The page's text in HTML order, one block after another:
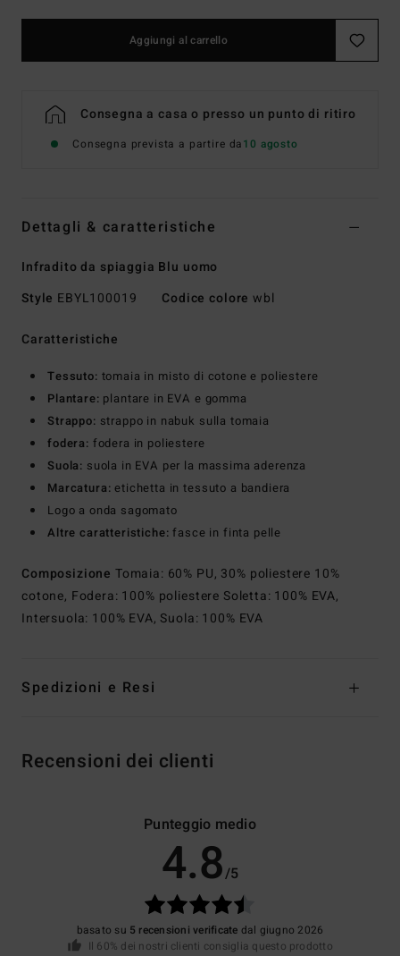
Aggiungi al carrello
Consegna a casa o presso un punto di ritiro
Consegna prevista a partire da10 agosto
Dettagli & caratteristiche
Infradito da spiaggia Blu uomo
Style EBYL100019 Codice colore wbl
Caratteristiche
Tessuto: tomaia in misto di cotone e poliestere
Plantare: plantare in EVA e gomma
Strappo: strappo in nabuk sulla tomaia
fodera: fodera in poliestere
Suola: suola in EVA per la massima aderenza
Marcatura: etichetta in tessuto a bandiera
Logo a onda sagomato
Altre caratteristiche: fasce in finta pelle
Composizione Tomaia: 60% PU, 30% poliestere 10%
cotone, Fodera: 100% poliestere Soletta: 100% EVA,
Intersuola: 100% EVA, Suola: 100% EVA
Spedizioni e Resi
Recensioni dei clienti
Punteggio medio
4.8/5
basato su 5 recensioni verificate dal giugno 2026
Il 60% dei nostri clienti consiglia questo prodotto